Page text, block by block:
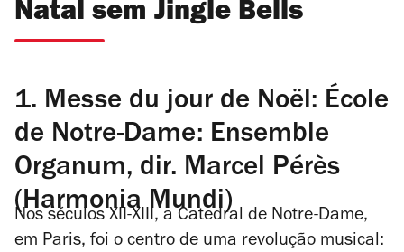
Natal sem Jingle Bells
1. Messe du jour de Noël: École
de Notre-Dame: Ensemble
Organum, dir. Marcel Pérès
(Harmonia Mundi)
Nos séculos XII-XIII, a Catedral de Notre-Dame,
em Paris, foi o centro de uma revolução musical: